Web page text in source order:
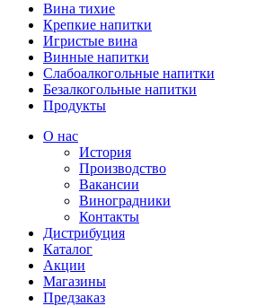
Вина тихие
Крепкие напитки
Игристые вина
Винные напитки
Слабоалкогольные напитки
Безалкогольные напитки
Продукты
О нас
История
Производство
Вакансии
Виноградники
Контакты
Дистрибуция
Каталог
Акции
Магазины
Предзаказ